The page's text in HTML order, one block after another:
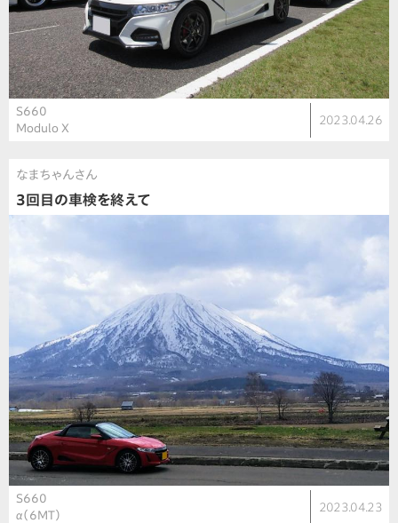
S660
Modulo X
2023.04.26
なまちゃんさん
3回目の車検を終えて
S660
α（6MT）
2023.04.23